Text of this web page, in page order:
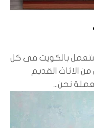
بالكويت فى كل
من الاثاث القديم
نحن...